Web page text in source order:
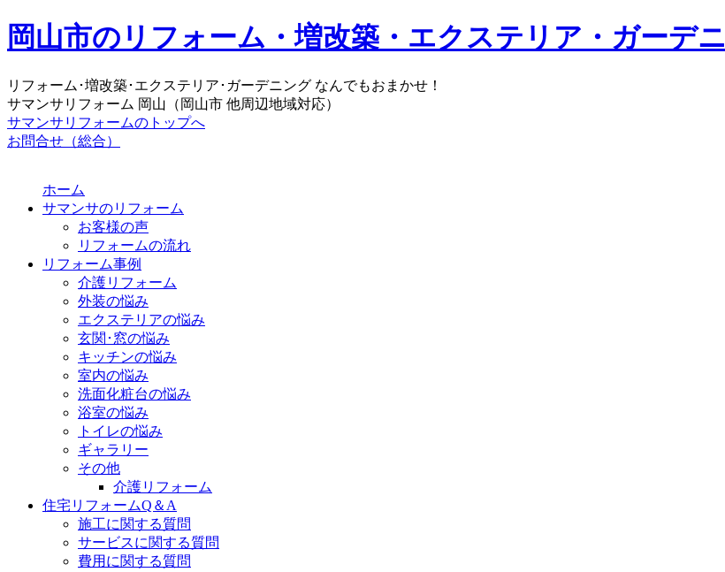
岡山市のリフォーム・増改築・エクステリア・ガーデ
リフォーム･増改築･エクステリア･ガーデニング なんでもおまかせ！
サマンサリフォーム 岡山（岡山市 他周辺地域対応）
サマンサリフォームのトップへ
お問合せ（総合）
ホーム
サマンサのリフォーム
お客様の声
リフォームの流れ
リフォーム事例
介護リフォーム
外装の悩み
エクステリアの悩み
玄関･窓の悩み
キッチンの悩み
室内の悩み
洗面化粧台の悩み
浴室の悩み
トイレの悩み
ギャラリー
その他
介護リフォーム
住宅リフォームQ＆A
施工に関する質問
サービスに関する質問
費用に関する質問